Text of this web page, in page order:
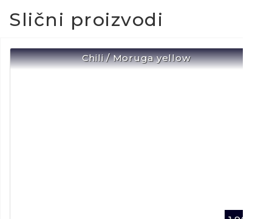
Slični proizvodi
Chili / Moruga yellow